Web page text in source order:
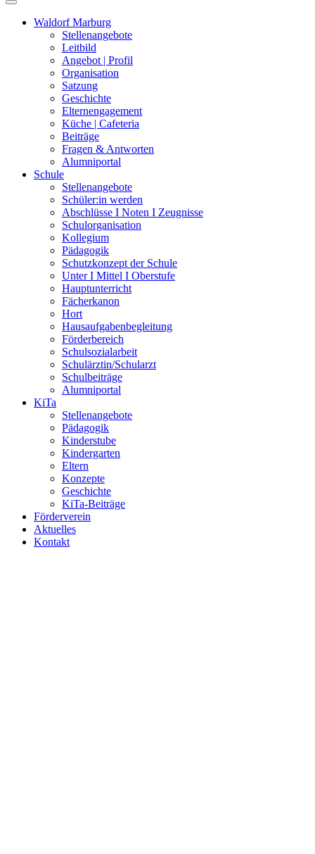
Waldorf Marburg
Stellenangebote
Leitbild
Angebot | Profil
Organisation
Satzung
Geschichte
Elternengagement
Küche | Cafeteria
Beiträge
Fragen & Antworten
Alumniportal
Schule
Stellenangebote
Schüler:in werden
Abschlüsse I Noten I Zeugnisse
Schulorganisation
Kollegium
Pädagogik
Schutzkonzept der Schule
Unter I Mittel I Oberstufe
Hauptunterricht
Fächerkanon
Hort
Hausaufgabenbegleitung
Förderbereich
Schulsozialarbeit
Schulärztin/Schularzt
Schulbeiträge
Alumniportal
KiTa
Stellenangebote
Pädagogik
Kinderstube
Kindergarten
Eltern
Konzepte
Geschichte
KiTa-Beiträge
Förderverein
Aktuelles
Kontakt